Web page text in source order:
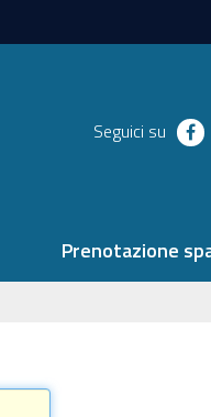
Seguici su
Prenotazione